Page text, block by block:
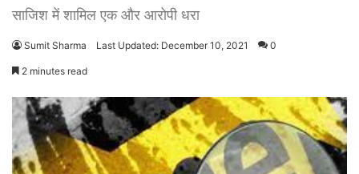
साजिश में शामिल एक और आरोपी धरा
Sumit Sharma Last Updated: December 10, 2021 0
2 minutes read